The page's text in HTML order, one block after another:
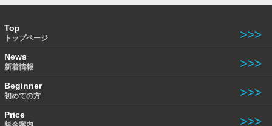
Top
トップページ
News
新着情報
Beginner
初めての方
Price